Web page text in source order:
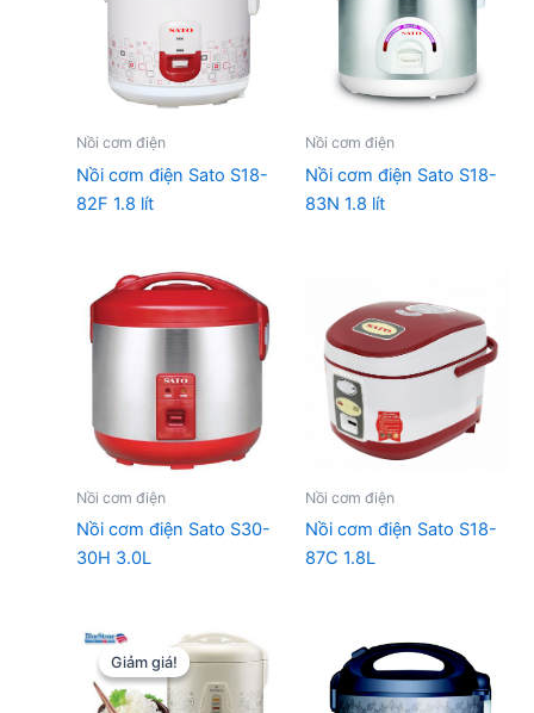
Nồi cơm điện
Nồi cơm điện Sato S18-
82F 1.8 lít
Nồi cơm điện
Nồi cơm điện Sato S18-
83N 1.8 lít
Nồi cơm điện
Nồi cơm điện Sato S30-
30H 3.0L
Nồi cơm điện
Nồi cơm điện Sato S18-
87C 1.8L
Giảm giá!
Giảm giá!